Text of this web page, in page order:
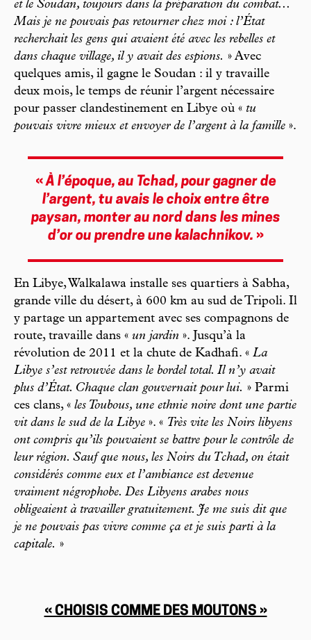
et le Soudan, toujours dans la préparation du combat...
Mais je ne pouvais pas retourner chez moi : l’État
recherchait les gens qui avaient été avec les rebelles et
dans chaque village, il y avait des espions. » Avec
quelques amis, il gagne le Soudan : il y travaille
deux mois, le temps de réunir l’argent nécessaire
pour passer clandestinement en Libye où « tu
pouvais vivre mieux et envoyer de l’argent à la famille ».
«À l’époque, au Tchad, pour gagner de
l’argent, tu avais le choix entre être
paysan, monter au nord dans les mines
d’or ou prendre une kalachnikov. »
En Libye, Walkalawa installe ses quartiers à Sabha,
grande ville du désert, à 600 km au sud de Tripoli. Il
y partage un appartement avec ses compagnons de
route, travaille dans « un jardin ». Jusqu’à la
révolution de 2011 et la chute de Kadhafi. « La
Libye s’est retrouvée dans le bordel total. Il n’y avait
plus d’État. Chaque clan gouvernait pour lui. » Parmi
ces clans, « les Toubous, une ethnie noire dont une partie
vit dans le sud de la Libye ». « Très vite les Noirs libyens
ont compris qu’ils pouvaient se battre pour le contrôle de
leur région. Sauf que nous, les Noirs du Tchad, on était
considérés comme eux et l’ambiance est devenue
vraiment négrophobe. Des Libyens arabes nous
obligeaient à travailler gratuitement. Je me suis dit que
je ne pouvais pas vivre comme ça et je suis parti à la
capitale. »
« CHOISIS COMME DES MOUTONS »